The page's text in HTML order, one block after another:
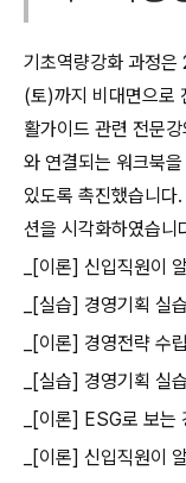
기초역량강화 과정
(토)까지 비대면으로
활가이드 관련 전문
와 연결되는 워크북
있도록 촉진했습니다
션을 시각화하였습니
_[이론] 신입직원이
_[실습] 경영기획 실
_[이론] 경영전략 수
_[실습] 경영기획 실
_[이론] ESG로 보는
_[이론] 신입직원이